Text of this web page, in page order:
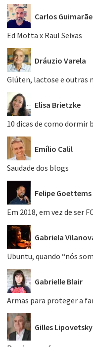
Carlos
Ed Motta x Raul Seixas
Dráuzio Varela
Glúten, lactose e outras
Elisa Brietzke
10 dicas de como dormir
Emílio Calil
Saudade dos blogs
Felipe Goettems
Em 2018, em vez de ser
Gabriela
Ubuntu, quando “nós
Gabrielle Blair
Armas para proteger a
Gilles Lipovetsky